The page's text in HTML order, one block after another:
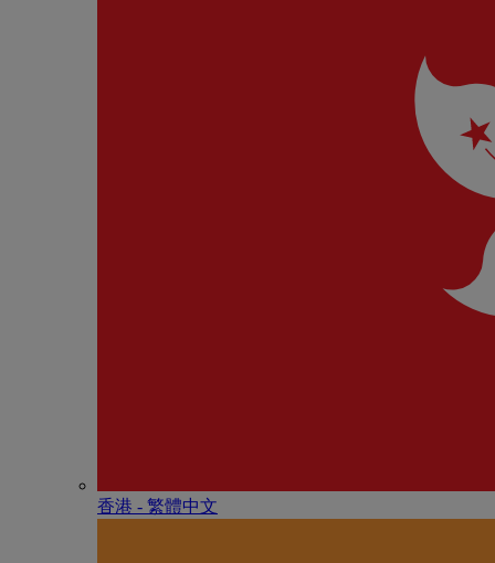
香港 - 繁體中文